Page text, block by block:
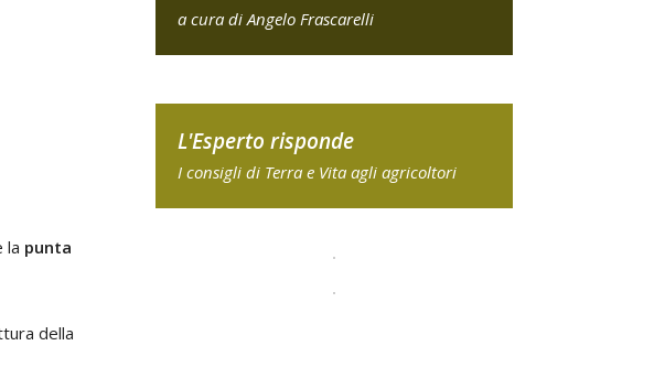
la punta
della
a cura di Angelo Frascarelli
L'Esperto risponde
I consigli di Terra e Vita agli agricoltori